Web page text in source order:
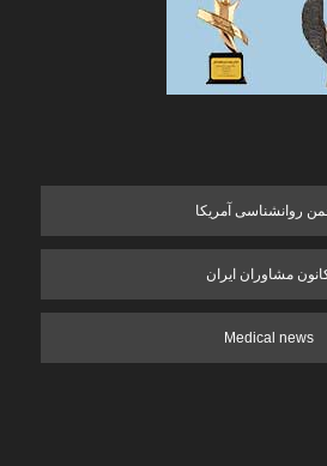
روانشناسی آمریکا
مشاوران ایران
Medical news